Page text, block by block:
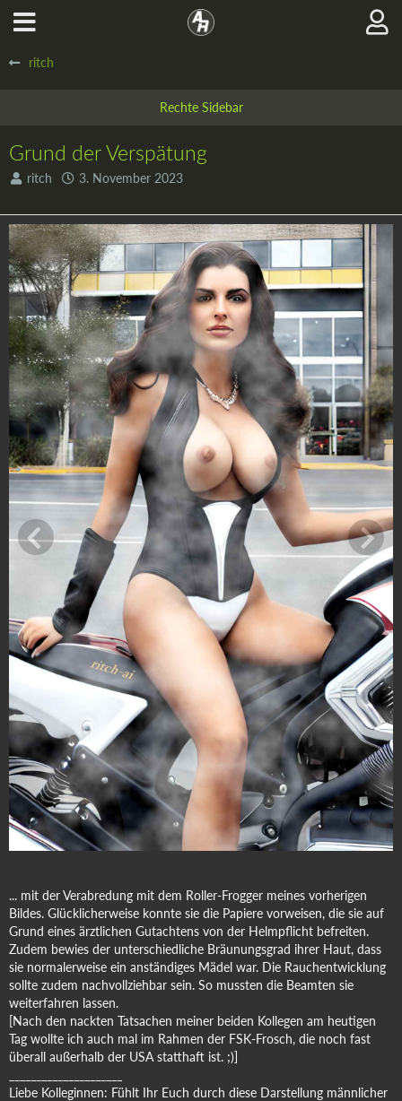
ritch
Grund der Verspätung
ritch 3. November 2023
... mit der Verabredung mit dem Roller-Frogger meines vorherigen
Bildes. Glücklicherweise konnte sie die Papiere vorweisen, die sie auf
Grund eines ärztlichen Gutachtens von der Helmpflicht befreiten.
Zudem bewies der unterschiedliche Bräunungsgrad ihrer Haut, dass
sie normalerweise ein anständiges Mädel war. Die Rauchentwicklung
sollte zudem nachvollziehbar sein. So mussten die Beamten sie
weiterfahren lassen.
[Nach den nackten Tatsachen meiner beiden Kollegen am heutigen
Tag wollte ich auch mal im Rahmen der FSK-Frosch, die noch fast
überall außerhalb der USA statthaft ist. ;)]
Liebe Kolleginnen: Fühlt Ihr Euch durch diese Darstellung männlicher